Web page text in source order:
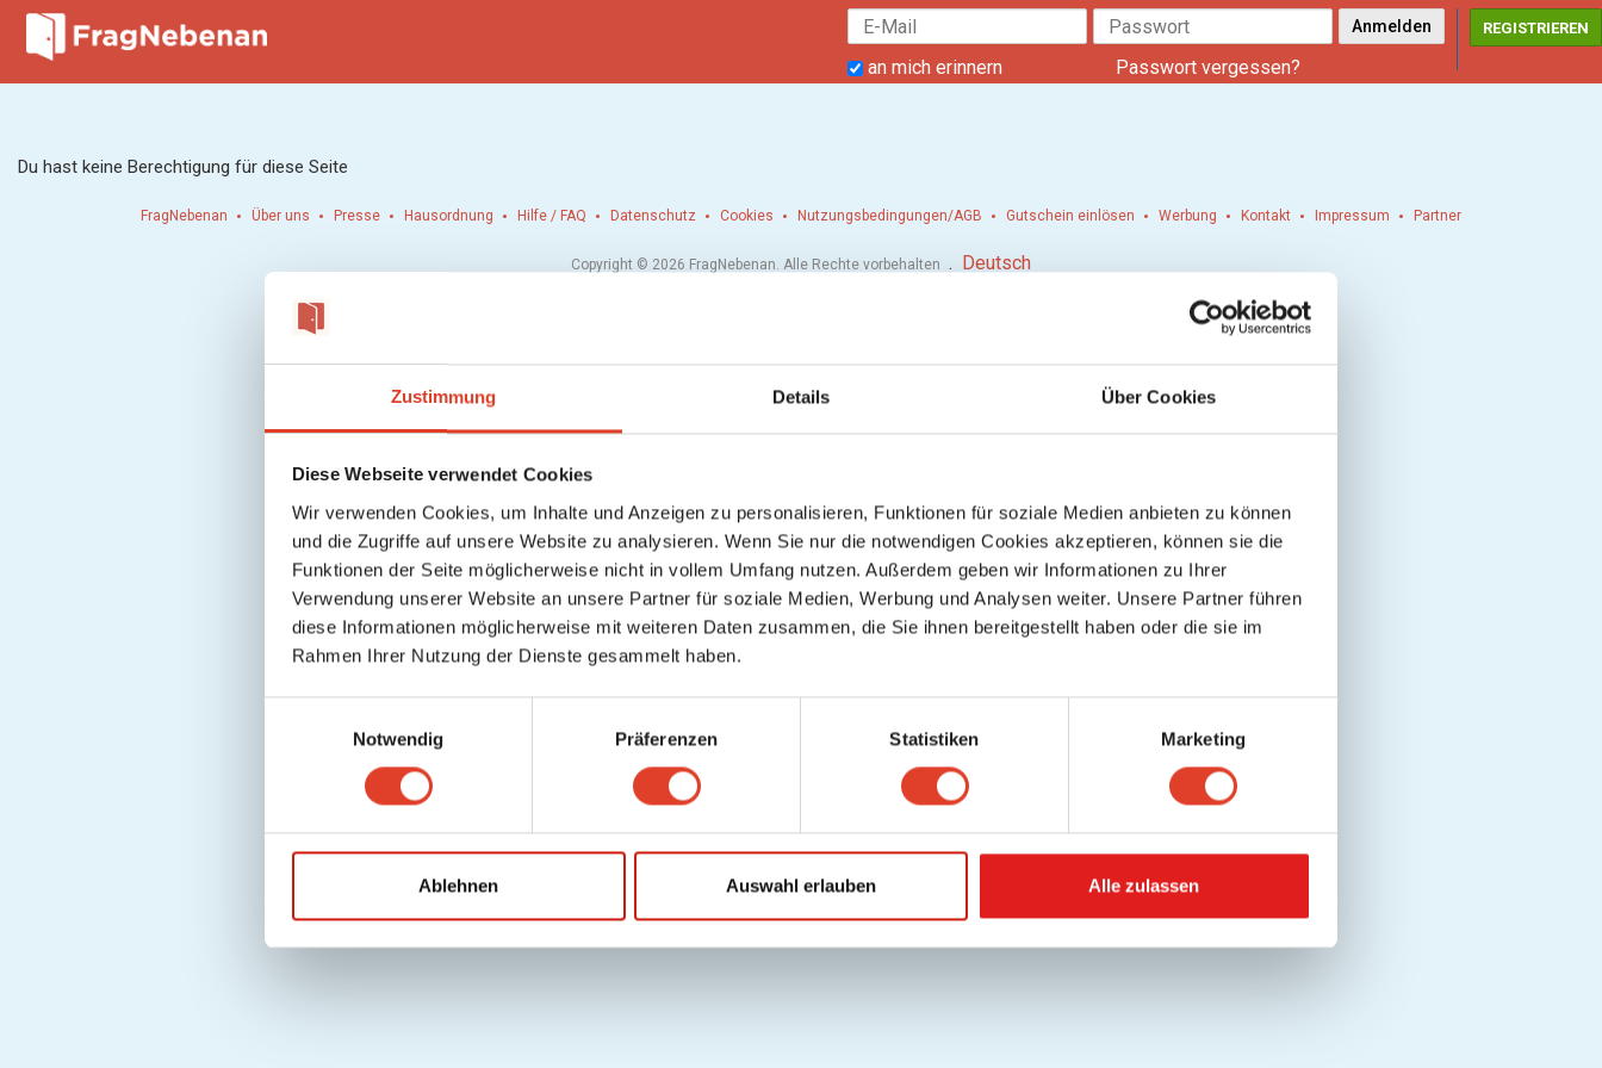
Zustimmung Details Über Cookies
Diese Webseite verwendet Cookies
Wir verwenden Cookies, um Inhalte und Anzeigen zu personalisieren, Funktionen für soziale Medien anbieten zu können
und die Zugriffe auf unsere Website zu analysieren. Wenn Sie nur die notwendigen Cookies akzeptieren, können sie die
Funktionen der Seite möglicherweise nicht in vollem Umfang nutzen. Außerdem geben wir Informationen zu Ihrer
Verwendung unserer Website an unsere Partner für soziale Medien, Werbung und Analysen weiter. Unsere Partner führen
diese Informationen möglicherweise mit weiteren Daten zusammen, die Sie ihnen bereitgestellt haben oder die sie im
Rahmen Ihrer Nutzung der Dienste gesammelt haben.
g
Notwendig Präferenzen Statistiken Marketing
Ablehnen Auswahl erlauben Alle zulassen
an mich erinnern Passwort vergessen?
REGISTRIEREN
Du hast keine Berechtigung für diese Seite
FragNebenan Über uns Presse Hausordnung Hilfe / FAQ Datenschutz Cookies Nutzungsbedingungen/AGB Gutschein einlösen Werbung Kontakt Impressum Partner
Copyright © 2026 FragNebenan. Alle Rechte vorbehalten . Deutsch